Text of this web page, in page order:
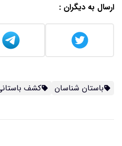
ارسال به دیگران :
باستان شناسان کشف